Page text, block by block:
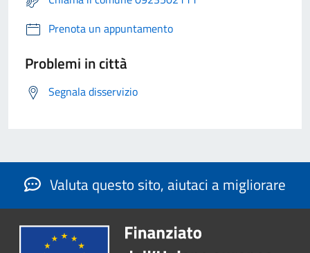
Prenota un appuntamento
Problemi in città
Segnala disservizio
Valuta questo sito, aiutaci a migliorare